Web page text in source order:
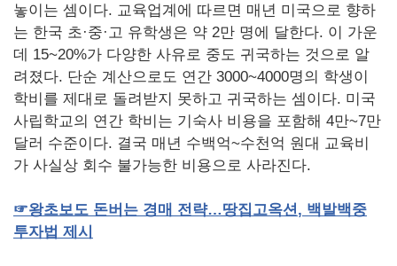
놓이는 셈이다. 교육업계에 따르면 매년 미국으로 향하
는 한국 초·중·고 유학생은 약 2만 명에 달한다. 이 가운
데 15~20%가 다양한 사유로 중도 귀국하는 것으로 알
려졌다. 단순 계산으로도 연간 3000~4000명의 학생이
학비를 제대로 돌려받지 못하고 귀국하는 셈이다. 미국
사립학교의 연간 학비는 기숙사 비용을 포함해 4만~7만
달러 수준이다. 결국 매년 수백억~수천억 원대 교육비
가 사실상 회수 불가능한 비용으로 사라진다.
☞왕초보도 돈버는 경매 전략…땅집고옥션 , 백발백중
투자법 제시